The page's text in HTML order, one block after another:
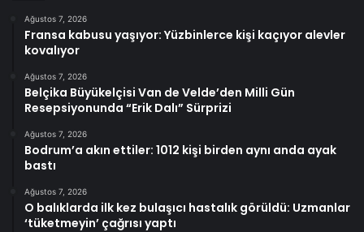
Ağustos 7, 2026
Fransa kabusu yaşıyor: Yüzbinlerce kişi kaçıyor alevler
kovalıyor
Ağustos 7, 2026
Belçika Büyükelçisi Van de Velde’den Milli Gün
Resepsiyonunda “Erik Dalı” Sürprizi
Ağustos 7, 2026
Bodrum’a akın ettiler: 1012 kişi birden aynı anda ayak
bastı
Ağustos 7, 2026
O balıklarda ilk kez bulaşıcı hastalık görüldü: Uzmanlar
‘tüketmeyin’ çağrısı yaptı